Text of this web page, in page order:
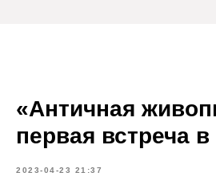
«Античная
первая встреча
2023-04-23 21:37